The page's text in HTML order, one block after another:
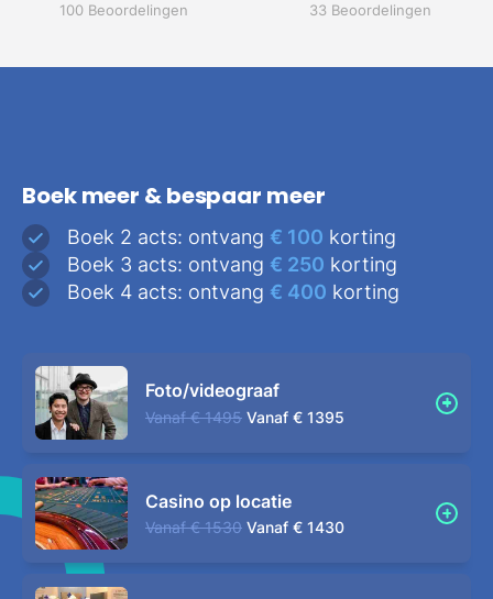
100 Beoordelingen 33 Beoordelingen
Boek meer & bespaar meer
Boek 2 acts: ontvang € 100 korting
Boek 3 acts: ontvang € 250 korting
Boek 4 acts: ontvang € 400 korting
Foto/videograaf
Vanaf € 1495 Vanaf € 1395
Casino op locatie
Vanaf € 1530 Vanaf € 1430